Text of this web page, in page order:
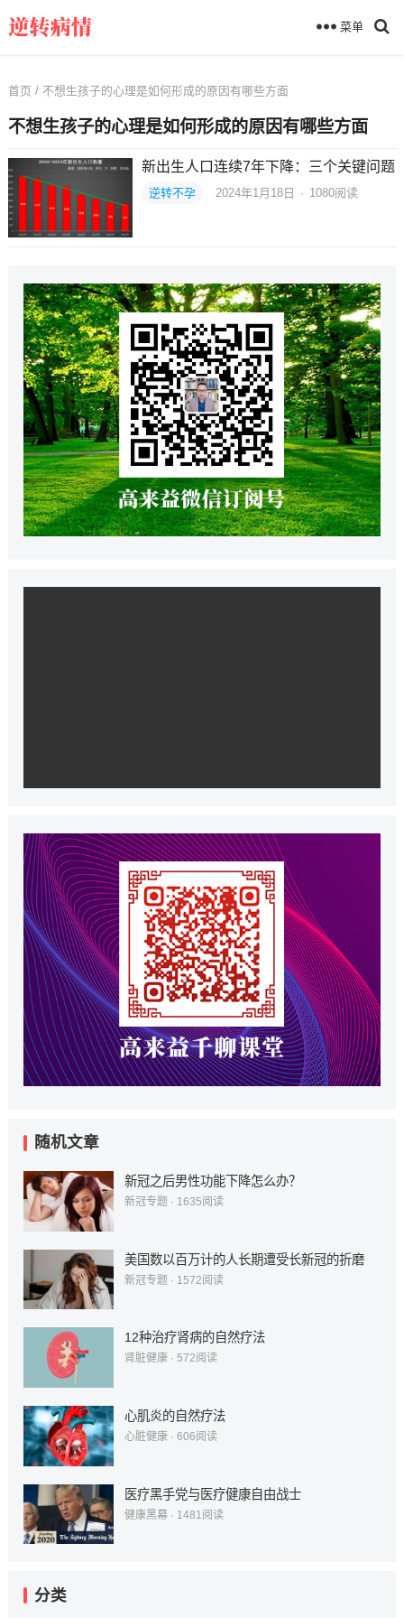
菜单
首页 / 不想生孩子的心理是如何形成的原因有哪些方面
不想生孩子的心理是如何形成的原因有哪些方面
新出生人口连续7年下降：三个关键问题
逆转不孕 2024年1月18日 · 1080阅读
随机文章
新冠之后男性功能下降怎么办？
新冠专题 · 1635阅读
美国数以百万计的人长期遭受长新冠的折磨
新冠专题· 1572阅读
12种治疗肾病的自然疗法
肾脏健康· 572阅读
心肌炎的自然疗法
心脏健康· 606阅读
医疗黑手党与医疗健康自由战士
健康黑幕· 1481 阅读
分类